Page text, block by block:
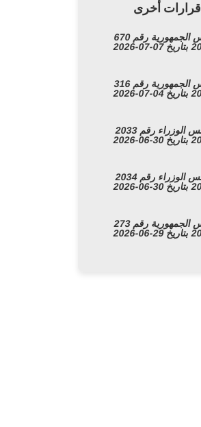
قرارات أخرى
قرار رئيس الجمهورية رقم 670
قرار رئيس الجمهورية رقم 316
قرار مجلس الوزراء رقم 2033
قرار مجلس الوزراء رقم 2034
قرار رئيس الجمهورية رقم 273